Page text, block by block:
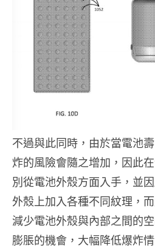
不過與此同時，由於當電池
炸的風險會隨之增加，因此
別從電池外殼方面入手，並
外殼上加入各種不同紋理，
減少電池外殼與內部之間的
膨脹的機會，大幅降低爆炸